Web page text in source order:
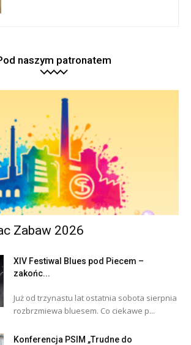
naszym patronatem
Zabaw 2026
XIV Festiwal Blues pod Piecem –
zakońc...
Już od trzynastu lat ostatnia sobota sierpnia
rozbrzmiewa bluesem. Co ciekawe p...
Konferencja PSIM „Trudne do